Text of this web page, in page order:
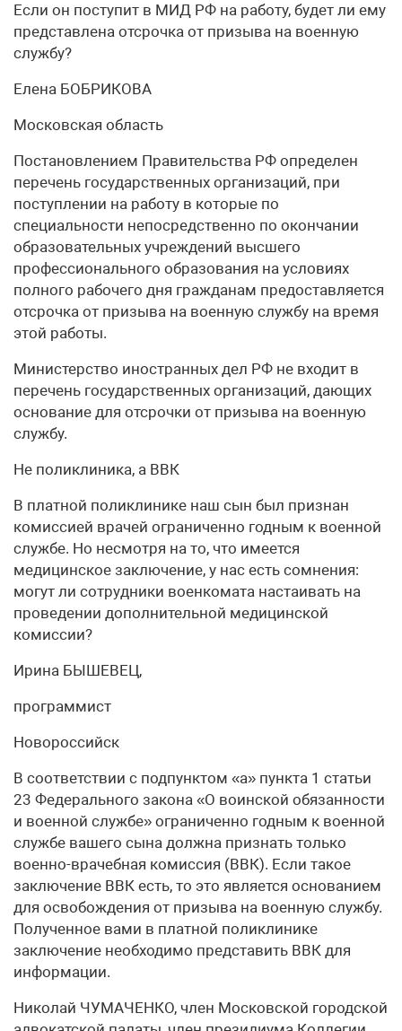
Если он поступит в МИД РФ на работу, будет ли ему
представлена отсрочка от призыва на военную
службу?
Елена БОБРИКОВА
Московская область
Постановлением Правительства РФ определен
перечень государственных организаций, при
поступлении на работу в которые по
специальности непосредственно по окончании
образовательных учреждений высшего
профессионального образования на условиях
полного рабочего дня гражданам предоставляется
отсрочка от призыва на военную службу на время
этой работы.
Министерство иностранных дел РФ не входит в
перечень государственных организаций, дающих
основание для отсрочки от призыва на военную
службу.
Не поликлиника, а ВВК
В платной поликлинике наш сын был признан
комиссией врачей ограниченно годным к военной
службе. Но несмотря на то, что имеется
медицинское заключение, у нас есть сомнения:
могут ли сотрудники военкомата настаивать на
проведении дополнительной медицинской
комиссии?
Ирина БЫШЕВЕЦ,
программист
Новороссийск
В соответствии с подпунктом «а» пункта 1 статьи
23 Федерального закона «О воинской обязанности
и военной службе» ограниченно годным к военной
службе вашего сына должна признать только
военно-врачебная комиссия (ВВК). Если такое
заключение ВВК есть, то это является основанием
для освобождения от призыва на военную службу.
Полученное вами в платной поликлинике
заключение необходимо представить ВВК для
информации.
Николай ЧУМАЧЕНКО, член Московской городской